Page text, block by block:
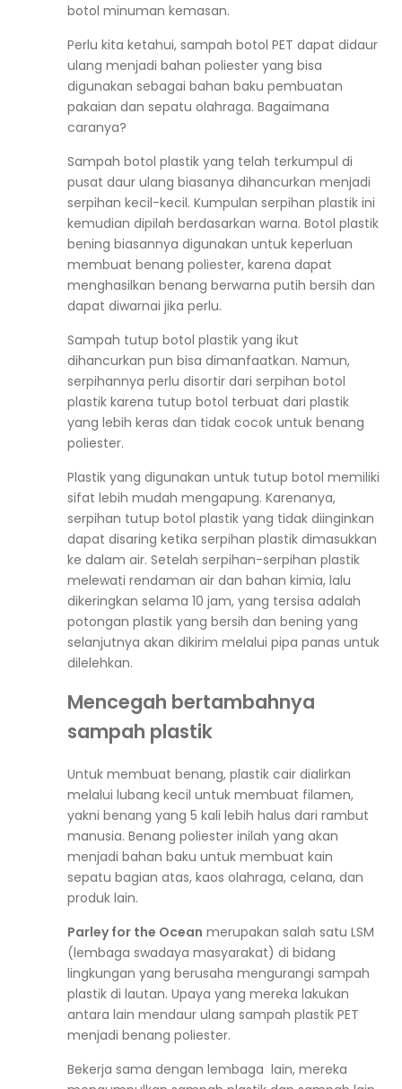
botol minuman kemasan.
Perlu kita ketahui, sampah botol PET dapat didaur
ulang menjadi bahan poliester yang bisa
digunakan sebagai bahan baku pembuatan
pakaian dan sepatu olahraga. Bagaimana
caranya?
Sampah botol plastik yang telah terkumpul di
pusat daur ulang biasanya dihancurkan menjadi
serpihan kecil-kecil. Kumpulan serpihan plastik ini
kemudian dipilah berdasarkan warna. Botol plastik
bening biasannya digunakan untuk keperluan
membuat benang poliester, karena dapat
menghasilkan benang berwarna putih bersih dan
dapat diwarnai jika perlu.
Sampah tutup botol plastik yang ikut
dihancurkan pun bisa dimanfaatkan. Namun,
serpihannya perlu disortir dari serpihan botol
plastik karena tutup botol terbuat dari plastik
yang lebih keras dan tidak cocok untuk benang
poliester.
Plastik yang digunakan untuk tutup botol memiliki
sifat lebih mudah mengapung. Karenanya,
serpihan tutup botol plastik yang tidak diinginkan
dapat disaring ketika serpihan plastik dimasukkan
ke dalam air. Setelah serpihan-serpihan plastik
melewati rendaman air dan bahan kimia, lalu
dikeringkan selama 10 jam, yang tersisa adalah
potongan plastik yang bersih dan bening yang
selanjutnya akan dikirim melalui pipa panas untuk
dilelehkan.
Mencegah bertambahnya
sampah plastik
Untuk membuat benang, plastik cair dialirkan
melalui lubang kecil untuk membuat filamen,
yakni benang yang 5 kali lebih halus dari rambut
manusia. Benang poliester inilah yang akan
menjadi bahan baku untuk membuat kain
sepatu bagian atas, kaos olahraga, celana, dan
produk lain.
Parley for the Ocean merupakan salah satu LSM
(lembaga swadaya masyarakat) di bidang
lingkungan yang berusaha mengurangi sampah
plastik di lautan. Upaya yang mereka lakukan
antara lain mendaur ulang sampah plastik PET
menjadi benang poliester.
Bekerja sama dengan lembaga lain, mereka